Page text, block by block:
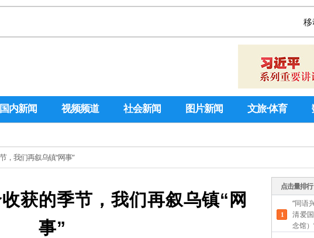
国内新闻 视频频道 社会新闻 图片新闻 文旅·体育
，我们再叙乌镇“网事”
获的季节，我们再叙乌镇“网
事”
点击量排行
“同语
清爱
念馆